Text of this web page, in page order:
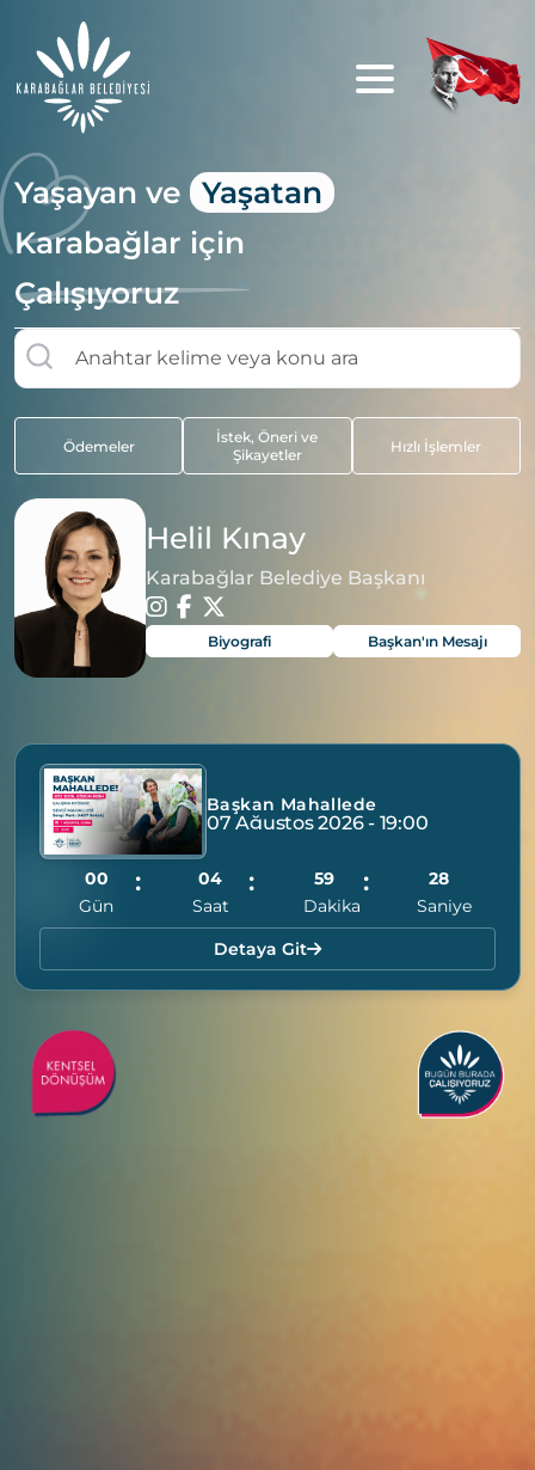
Yaşayan ve Yaşatan
Karabağlar için
Çalışıyoruz
Ödemeler
İstek, Öneri ve
Şikayetler
Hızlı İşlemler
Helil Kınay
Karabağlar Belediye Başkanı
Biyografi Başkan'ın Mesajı
Başkan Mahallede
07 Ağustos 2026 - 19:00
00
Gün
04
Saat
59
Dakika
26
Saniye
Detaya Git